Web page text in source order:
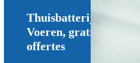
Thuisbatterij
Voeren, gratis
offertes